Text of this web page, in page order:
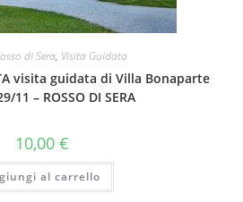
di Sera, Visita Guidata
visita guidata di Villa Bonaparte
11 – ROSSO DI SERA
10,00 €
al carrello